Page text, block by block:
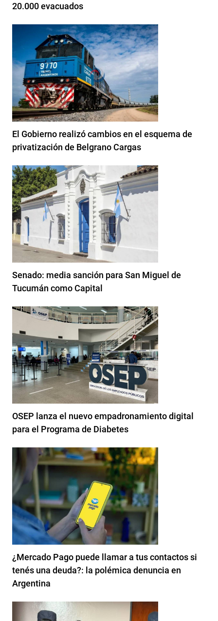
20.000 evacuados
El Gobierno realizó cambios en el esquema de
privatización de Belgrano Cargas
Senado: media sanción para San Miguel de
Tucumán como Capital
OSEP lanza el nuevo empadronamiento digital
para el Programa de Diabetes
¿Mercado Pago puede llamar a tus contactos si
tenés una deuda?: la polémica denuncia en
Argentina